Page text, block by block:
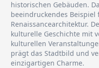
historischen Gebäuden.
beeindruckendes
Renaissancearchitektur.
kulturelle Geschichte mit
kulturellen
prägt das Stadtbild und
einzigartigen Charme.